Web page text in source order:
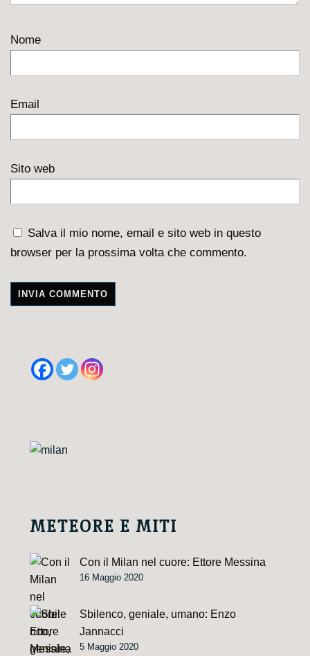
Nome
Email
Sito web
Salva il mio nome, email e sito web in questo
browser per la prossima volta che commento.
METEORE E MITI
Con il Milan nel cuore: Ettore Messina
16 Maggio 2020
Sbilenco, geniale, umano: Enzo
Jannacci
5 Maggio 2020